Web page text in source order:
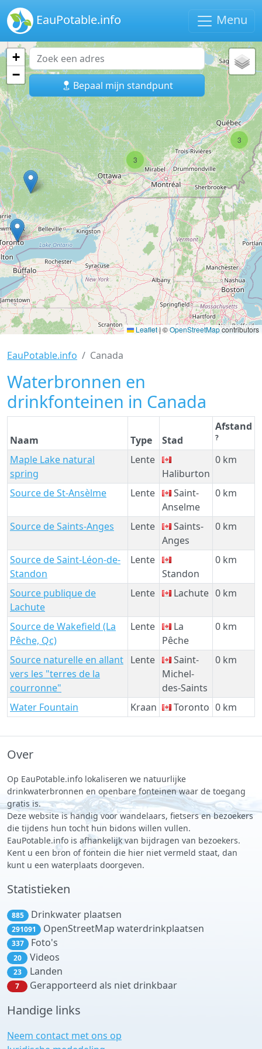
EauPotable.info Menu
Bepaal mijn standpunt
3
3
+
−
Leaflet|©OpenStreetMapcontributors
EauPotable.info Canada
Waterbronnen en
drinkfonteinen in Canada
Naam Type Stad
Afstand
?
Maple Lake natural
spring
Lente
Haliburton
0 km
Source de St-Ansèlme Lente
Saint-
Anselme
0 km
Source de Saints-Anges Lente
Saints-
Anges
0 km
Source de Saint-Léon-de-
Standon
Lente
Standon
0 km
Source publique de
Lachute
Lente Lachute 0 km
Source de Wakefield (La
Pêche, Qc)
Lente
La
Pêche
0 km
Source naturelle en allant
vers les "terres de la
courronne"
Lente
Saint-
Michel-
des-Saints
0 km
Water Fountain Kraan Toronto 0 km
Over
Op EauPotable.info lokaliseren we natuurlijke
drinkwaterbronnen en openbare fonteinen waar de toegang
gratis is.
Deze website is handig voor wandelaars, fietsers en bezoekers
die tijdens hun tocht hun bidons willen vullen.
EauPotable.info is afhankelijk van bijdragen van bezoekers.
Kent u een bron of fontein die hier niet vermeld staat, dan
kunt u een waterplaats doorgeven.
Statistieken
885 Drinkwater plaatsen
291091 OpenStreetMap waterdrinkplaatsen
337 Foto's
20 Videos
23 Landen
7 Gerapporteerd als niet drinkbaar
Handige links
Neem contact met ons op